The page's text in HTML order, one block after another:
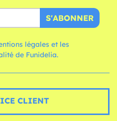
S'ABONNER
légales et les
de Funidelia.
CLIENT